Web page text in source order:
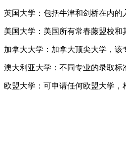
英国大学：包括牛津和剑桥在内的
美国大学：美国所有常春藤盟校和
加拿大大学：加拿大顶尖大学，该
澳大利亚大学：不同专业的录取标
欧盟大学：可申请任何欧盟大学，